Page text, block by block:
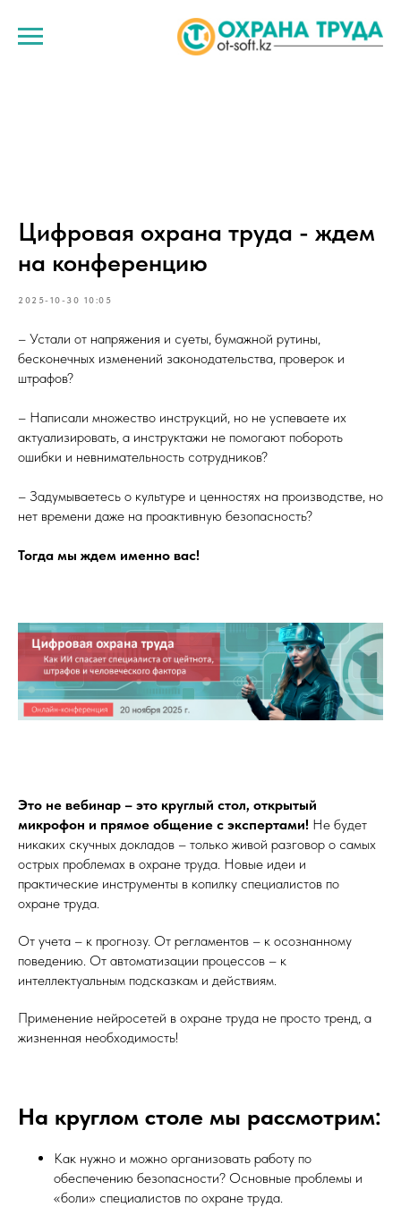
Цифровая охрана труда - ждем
на конференцию
2025-10-30 10:05
– Устали от напряжения и суеты, бумажной рутины,
бесконечных изменений законодательства, проверок и
штрафов?
– Написали множество инструкций, но не успеваете их
актуализировать, а инструктажи не помогают побороть
ошибки и невнимательность сотрудников?
– Задумываетесь о культуре и ценностях на производстве, но
нет времени даже на проактивную безопасность?
Тогда мы ждем именно вас!
Это не вебинар – это круглый стол, открытый
микрофон и прямое общение с экспертами! Не будет
никаких скучных докладов – только живой разговор о самых
острых проблемах в охране труда. Новые идеи и
практические инструменты в копилку специалистов по
охране труда.
От учета – к прогнозу. От регламентов – к осознанному
поведению. От автоматизации процессов – к
интеллектуальным подсказкам и действиям.
Применение нейросетей в охране труда не просто тренд, а
жизненная необходимость!
На круглом столе мы рассмотрим:
Как нужно и можно организовать работу по
обеспечению безопасности? Основные проблемы и
«боли» специалистов по охране труда.